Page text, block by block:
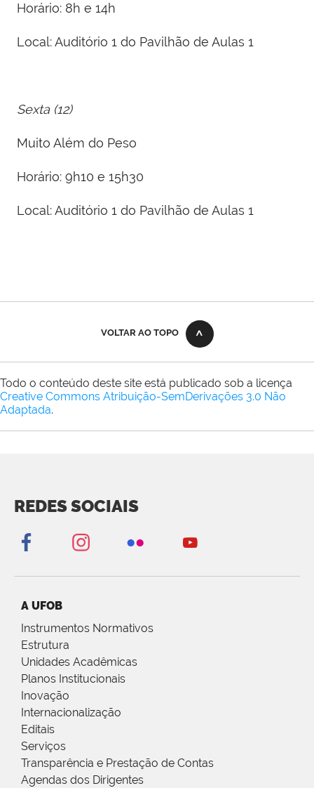
Horário: 8h e 14h
Local: Auditório 1 do Pavilhão de Aulas 1
Sexta (12)
Muito Além do Peso
Horário: 9h10 e 15h30
Local: Auditório 1 do Pavilhão de Aulas 1
VOLTAR AO TOPO
Todo o conteúdo deste site está publicado sob a licença
Creative Commons Atribuição-SemDerivações 3.0 Não
Adaptada.
REDES SOCIAIS
A UFOB
Instrumentos Normativos
Estrutura
Unidades Acadêmicas
Planos Institucionais
Inovação
Internacionalização
Editais
Serviços
Transparência e Prestação de Contas
Agendas dos Dirigentes